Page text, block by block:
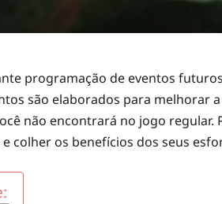
programação de eventos
são elaborados para melhorar
não encontrará no jogo
colher os benefícios dos seus